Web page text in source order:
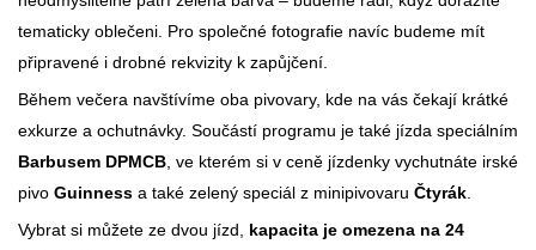
tematicky oblečeni. Pro společné fotografie navíc budeme mít
připravené i drobné rekvizity k zapůjčení.
Během večera navštívíme oba pivovary, kde na vás čekají krátké
exkurze a ochutnávky. Součástí programu je také jízda speciálním
Barbusem DPMCB , ve kterém si v ceně jízdenky vychutnáte irské
pivo Guinness a také zelený speciál z minipivovaru Čtyrák
Vybrat si můžete ze dvou jízd, kapacita je omezena na 24